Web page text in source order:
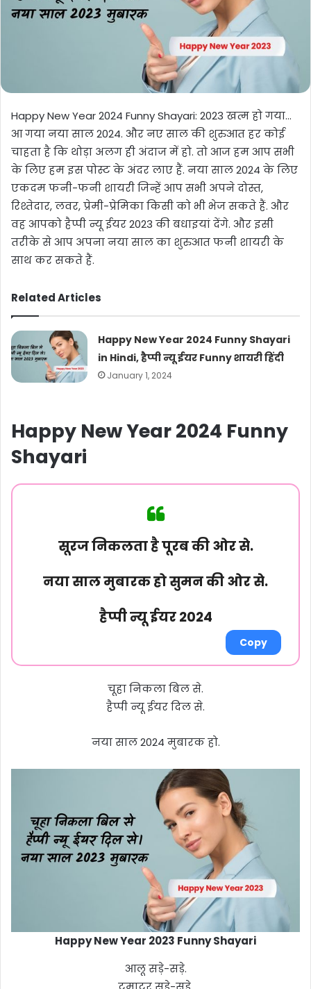
Happy New Year 2024 Funny Shayari: 2023 खत्म हो गया…
आ गया नया साल 2024. और नए साल की शुरुआत हर कोई
चाहता है कि थोड़ा अलग ही अंदाज में हो. तो आज हम आप सभी
के लिए हम इस पोस्ट के अंदर लाए हैं. नया साल 2024 के लिए
एकदम फनी-फनी शायरी जिन्हें आप सभी अपने दोस्त,
रिश्तेदार, लवर, प्रेमी-प्रेमिका किसी को भी भेज सकते हैं. और
वह आपको हैप्पी न्यू ईयर 2023 की बधाइयां देंगे. और इसी
तरीके से आप अपना नया साल का शुरुआत फनी शायरी के
साथ कर सकते हैं.
Related Articles
Happy New Year 2024 Funny Shayari
in Hindi, हैप्पी न्यू ईयर Funny शायरी हिंदी
January 1, 2024
Happy New Year 2024 Funny
Shayari
सूरज निकलता है पूरब की ओर से.
नया साल मुबारक हो सुमन की ओर से.
हैप्पी न्यू ईयर 2024
Copy
चूहा निकला बिल से.
हैप्पी न्यू ईयर दिल से.
नया साल 2024 मुबारक हो.
Happy New Year 2023 Funny Shayari
आलू सड़े-सड़े.